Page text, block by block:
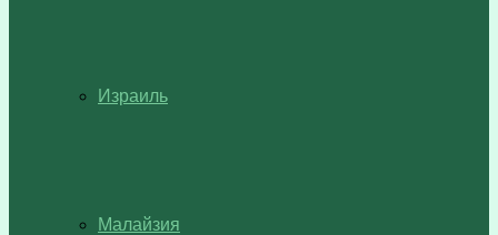
Израиль
Малайзия